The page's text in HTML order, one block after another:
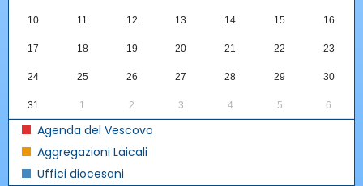
10 11 12 13 14 15 16
17 18 19 20 21 22 23
24 25 26 27 28 29 30
31 1 2 3 4 5 6
Agenda del Vescovo
Aggregazioni Laicali
Uffici diocesani